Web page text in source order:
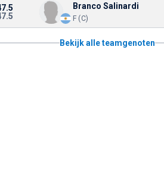
Branco Salinardi
F (C)
Bekijk alle teamgenoten